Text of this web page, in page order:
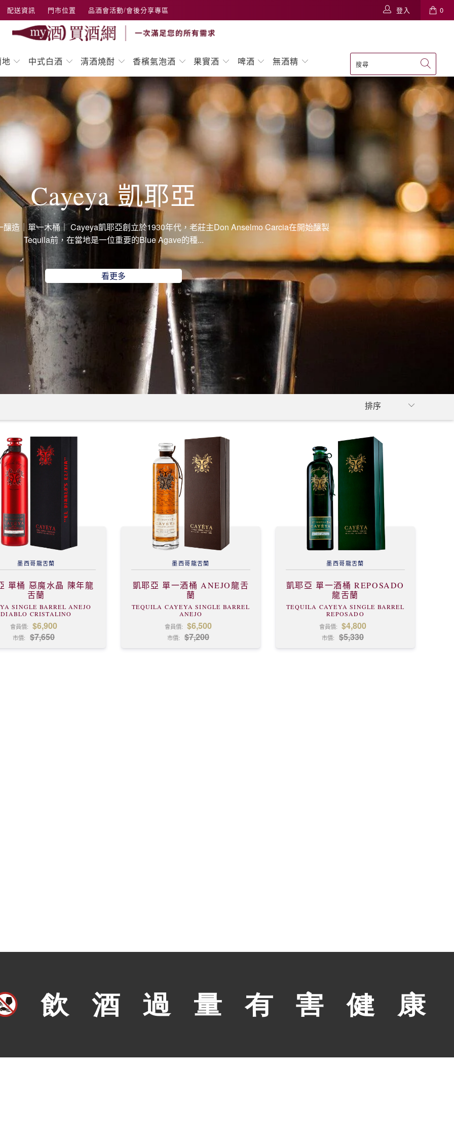
配送資訊 門市位置 品酒會活動/會後分享專區 0
登入
中式白酒 清酒燒酎 香檳氣泡酒 果實酒 啤酒 無酒精
Cayeya 凱耶亞
造｜單一木桶｜ Cayeya凱耶亞創立於1930年代，老莊主Don Anselmo Carcia在開始釀製
Tequila前，在當地是一位重要的Blue Agave的種...
看更多
墨西哥龍舌蘭
單桶 惡魔水晶 陳年龍
舌蘭
SINGLE BARREL ANEJO
DIABLO CRISTALINO
會員價: $6,900
市價: $7,650
墨西哥龍舌蘭
凱耶亞 單一酒桶 ANEJO龍舌
蘭
TEQUILA CAYEYA SINGLE BARREL
ANEJO
會員價: $6,500
市價: $7,200
墨西哥龍舌蘭
凱耶亞 單一酒桶 REPOSADO
龍舌蘭
TEQUILA CAYEYA SINGLE BARREL
REPOSADO
會員價: $4,800
市價: $5,330
生日優惠方案
和我們合作
週一至週六：09:00～18:00